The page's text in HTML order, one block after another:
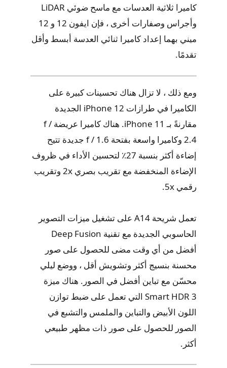
كاميرا ثلاثية العدسات مع ماسح ضوئي LiDAR
وأجراس وصفارات أخرى ، فإن ايفون 12 و 12
ميني بهما إعداد كاميرا ثنائي العدسة أبسط وأقل
تقدمًا.
ومع ذلك ، لا تزال هناك تحسينات كبيرة على
الكاميرا في طرازات iPhone 12 الجديدة
مقارنةً بـ iPhone 11. هناك كاميرا عريضة f /
2.4 وكاميرا واسعة بفتحة f / 1.6 جديدة تتيح
إضاءة أكثر بنسبة 27٪ لتحسين الأداء في ظروف
الإضاءة المنخفضة مع تقريب بصري 2x وتقريب
رقمي 5x.
تعمل شريحة A14 على تشغيل ميزات التصوير
الحاسوبي الجديدة مع تقنية Deep Fusion
أفضل من أي وقت مضى للحصول على صور
محسنة بنسيج أكثر وتشويش أقل ، ووضع ليلي
محسّن مع تباين أفضل في الصور. هناك ميزة
Smart HDR 3 التي تعمل على ضبط توازن
اللون الأبيض والتباين والملمس والتشبع في
الصور للحصول على صور ذات مظهر طبيعي
أكثر.